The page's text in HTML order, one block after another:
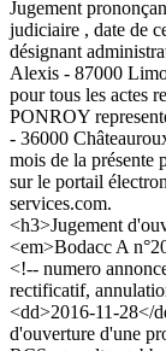
Jugement
judiciaire , date de
désignant
Alexis - 87000
pour tous les actes
PONROY
- 36000
mois de la présente
sur le portail
services.com.
<h3>Jugement
<em>Bodacc A
<!-- numero
rectificatif,
<dd>2016-11-28</
d'ouverture d'une